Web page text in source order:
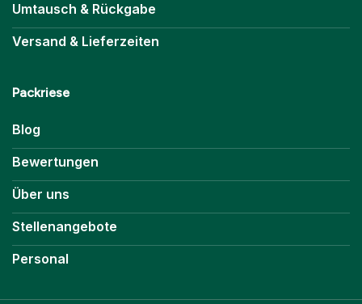
Umtausch & Rückgabe
Versand & Lieferzeiten
Packriese
Blog
Bewertungen
Über uns
Stellenangebote
Personal